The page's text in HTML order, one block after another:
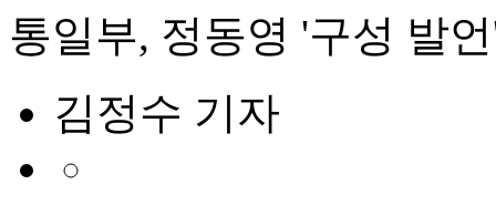
통일부, 정동영 '구성 발
김정수 기자